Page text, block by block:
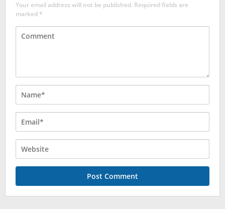
Your email address will not be published. Required fields are
marked*